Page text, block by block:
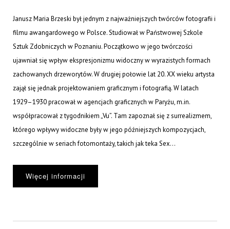
Janusz Maria Brzeski był jednym z najważniejszych twórców fotografii i
filmu awangardowego w Polsce. Studiował w Państwowej Szkole
Sztuk Zdobniczych w Poznaniu. Początkowo w jego twórczości
ujawniał się wpływ ekspresjonizmu widoczny w wyrazistych formach
zachowanych drzeworytów. W drugiej połowie lat 20. XX wieku artysta
zajął się jednak projektowaniem graficznym i fotografią. W latach
1929–1930 pracował w agencjach graficznych w Paryżu, m.in.
współpracował z tygodnikiem „Vu”. Tam zapoznał się z surrealizmem,
którego wpływy widoczne były w jego późniejszych kompozycjach,
szczególnie w seriach fotomontaży, takich jak teka Sex...
Więcej informacji